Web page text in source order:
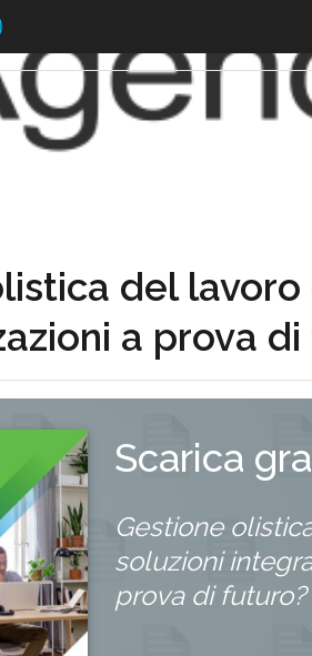
del
a prova
Scarica
Gestione
soluzioni
prova di futuro?